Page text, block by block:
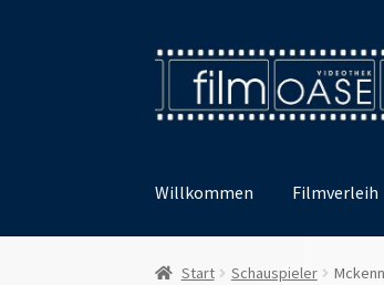
Zur
Navigation
springen
Zum
Inhalt
springen
Willkommen Filmverleih
Start Schauspieler